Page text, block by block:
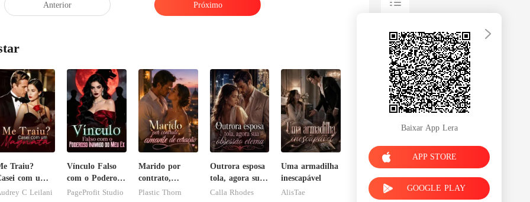
Anterior Próximo
Traiu?
com um
C Leilani
Vínculo Falso
com o Poderoso
Inimigo do Meu
PageProfit Studio
Marido por
contrato,
amante de
Plastic Thorn
Outrora esposa
tola, agora sua
obsessão eterna
Calla Rhodes
Uma armadilha
inescapável
AlisTae
Baixar App Lera
APP STORE
GOOGLE PLAY